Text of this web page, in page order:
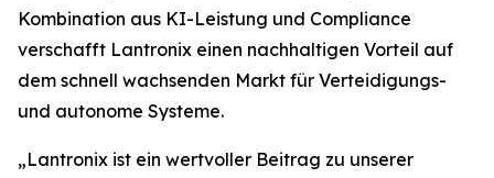
Kombination aus KI-Leistung und Compliance
verschafft Lantronix einen nachhaltigen Vorteil auf
dem schnell wachsenden Markt für Verteidigungs-
und autonome Systeme.
„Lantronix ist ein wertvoller Beitrag zu unserer